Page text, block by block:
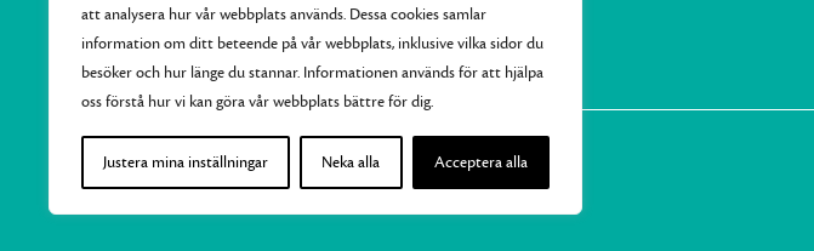
att analysera hur vår webbplats används. Dessa cookies samlar
information om ditt beteende på vår webbplats, inklusive vilka sidor du
besöker och hur länge du stannar. Informationen används för att hjälpa
oss förstå hur vi kan göra vår webbplats bättre för dig.
Justera mina inställningar Neka alla Acceptera alla
Vi samlar Bonnierförlagens pocketutgivning och ger varje
månad ut 10–15 nya efterlängtade titlar.